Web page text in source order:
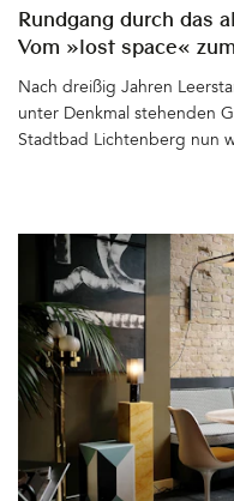
Rundgang durch das
Vom »lost space«
Kulturort
Nach dreißig Jahren
unter Denkmal stehenden
Stadtbad Lichtenberg nun
Brausebäder, der beiden
Heißluftbehandlung,
Abteilungen angekündigt.
aus längst vergangenen
behandeln lassen, kann
zukünftig wird dies leider
Instandsetzung und
Wellnessbad würde den
Millionen Euro kosten und
Pläne, das Bad zu